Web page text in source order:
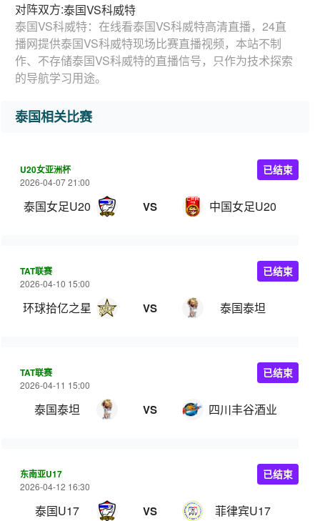
对阵双方:泰国VS科威特
泰国VS科威特：在线看泰国VS科威特高清直播，24直
播网提供泰国VS科威特现场比赛直播视频，本站不制
作、不存储泰国VS科威特的直播信号，只作为技术探索
的导航学习用途。
泰国相关比赛
U20女亚洲杯
2026-04-07 21:00
泰国女足U20 VS 中国女足U20
已结束
TAT联赛
2026-04-10 15:00
环球拾亿之星 VS 泰国泰坦
已结束
TAT联赛
2026-04-11 15:00
泰国泰坦 VS 四川丰谷酒业
已结束
东南亚U17
2026-04-12 16:30
泰国U17 VS 菲律宾U17
已结束